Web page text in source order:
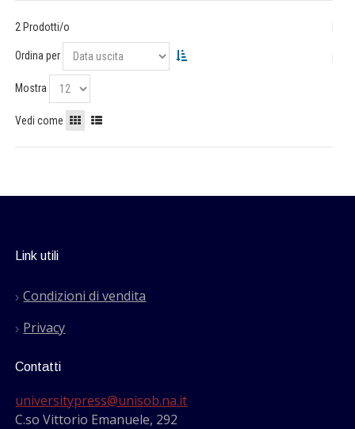
2 Prodotti/o
Ordina per
Mostra
Vedi come
Link utili
Condizioni di vendita
Privacy
Contatti
universitypress@unisob.na.it
C.so Vittorio Emanuele, 292